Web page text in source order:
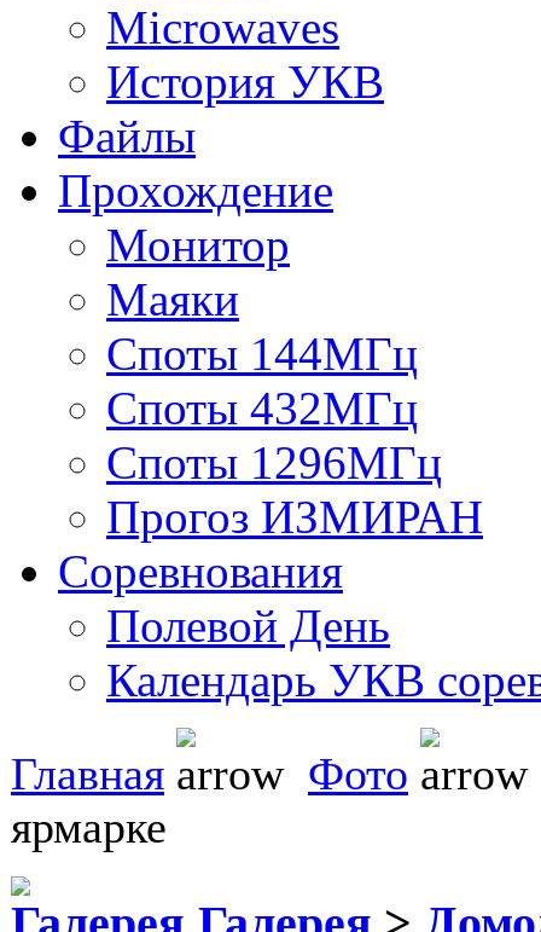
Microwaves
История УКВ
Файлы
Прохождение
Монитор
Маяки
Споты 144МГц
Споты 432МГц
Споты 1296МГц
Прогоз ИЗМИРАН
Соревнования
Полевой День
Календарь УКВ
Главная
Фото
ярмарке